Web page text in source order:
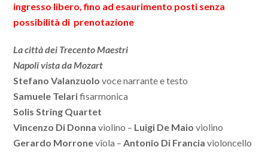
ingresso libero, fino ad esaurimento posti senza
possibilità di prenotazione
La città dei Trecento Maestri
Napoli vista da Mozart
Stefano Valanzuolo voce narrante e testo
Samuele Telarifisarmonica
Solis String Quartet
Vincenzo Di Donna violino – Luigi De Maio violino
Gerardo Morroneviola –Antonio Di Francia violoncello